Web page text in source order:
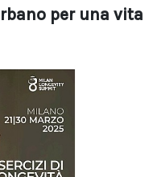
per una vita